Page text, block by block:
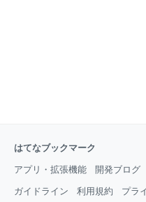
はてなブックマーク
アプリ・拡張機能 開発ブログ
ガイドライン 利用規約 プラ